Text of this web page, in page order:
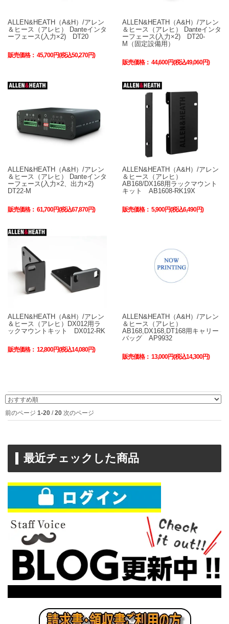
ALLEN&HEATH（A&H）/アレン
＆ヒース（アレヒ） Danteインタ
ーフェース(入力×2) DT20
販売価格： 45,700円(税込50,270円)
ALLEN&HEATH（A&H）/アレン
＆ヒース（アレヒ） Danteインタ
ーフェース(入力×2) DT20-
M（固定設備用）
販売価格： 44,600円(税込49,060円)
ALLEN&HEATH（A&H）/アレン
＆ヒース（アレヒ） Danteインタ
ーフェース(入力×2、出力×2)
DT22-M
販売価格： 61,700円(税込67,870円)
ALLEN&HEATH（A&H）/アレン
＆ヒース（アレヒ）
AB168/DX168用ラックマウント
キット AB1608-RK19X
販売価格： 5,900円(税込6,490円)
ALLEN&HEATH（A&H）/アレン
＆ヒース（アレヒ）DX012用ラ
ックマウントキット DX012-RK
販売価格： 12,800円(税込14,080円)
ALLEN&HEATH（A&H）/アレン
＆ヒース（アレヒ）
AB168,DX168,DT168用キャリー
バッグ AP9932
販売価格： 13,000円(税込14,300円)
前のページ 1-20 /20 次のページ
最近チェックした商品